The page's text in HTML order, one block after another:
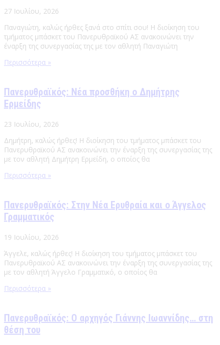
27 Ιουλίου, 2026
Παναγιώτη, καλώς ήρθες ξανά στο σπίτι σου! Η διοίκηση του
τμήματος μπάσκετ του Πανερυθραϊκού ΑΣ ανακοινώνει την
έναρξη της συνεργασίας της με τον αθλητή Παναγιώτη
Περισσότερα »
Πανερυθραϊκός: Νέα προσθήκη ο Δημήτρης
Ερμείδης
23 Ιουλίου, 2026
Δημήτρη, καλώς ήρθες! Η διοίκηση του τμήματος μπάσκετ του
Πανερυθραϊκού ΑΣ ανακοινώνει την έναρξη της συνεργασίας της
με τον αθλητή Δημήτρη Ερμείδη, ο οποίος θα
Περισσότερα »
Πανερυθραϊκός: Στην Νέα Ερυθραία και ο Άγγελος
Γραμματικός
19 Ιουλίου, 2026
Άγγελε, καλώς ήρθες! Η διοίκηση του τμήματος μπάσκετ του
Πανερυθραϊκού ΑΣ ανακοινώνει την έναρξη της συνεργασίας της
με τον αθλητή Άγγελο Γραμματικό, ο οποίος θα
Περισσότερα »
Πανερυθραϊκός: Ο αρχηγός Γιάννης Ιωαννίδης… στη
θέση του